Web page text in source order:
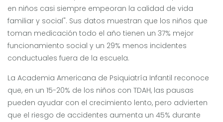
en niños casi siempre empeoran la calidad de vida
familiar y social". Sus datos muestran que los niños que
toman medicación todo el año tienen un 37% mejor
funcionamiento social y un 29% menos incidentes
conductuales fuera de la escuela.
La Academia Americana de Psiquiatría Infantil reconoce
que, en un 15-20% de los niños con TDAH, las pausas
pueden ayudar con el crecimiento lento, pero advierten
que el riesgo de accidentes aumenta un 45% durante